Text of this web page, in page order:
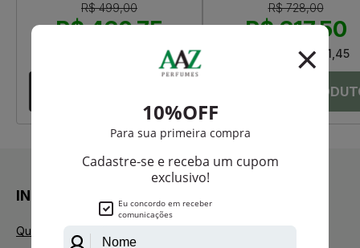
R$ 499,00
R$ 460,75
R$ 38,39
R$ 728,00
R$ 617,50
deR$ 51,45
INSTITUCIONAL
Quem Somos